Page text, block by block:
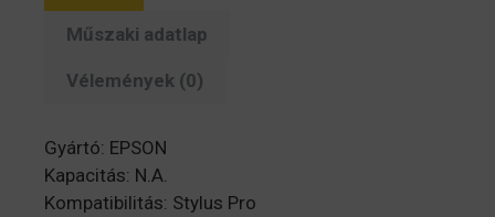
Műszaki adatlap
Vélemények (0)
Gyártó: EPSON
Kapacitás: N.A.
Kompatibilitás: Stylus Pro